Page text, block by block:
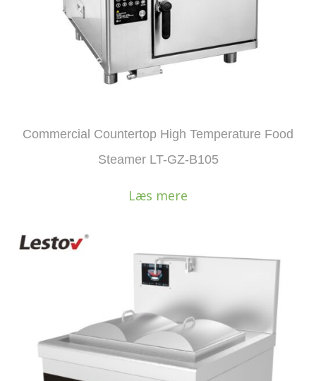
Commercial Countertop High Temperature Food
Steamer LT-GZ-B105
Læs mere